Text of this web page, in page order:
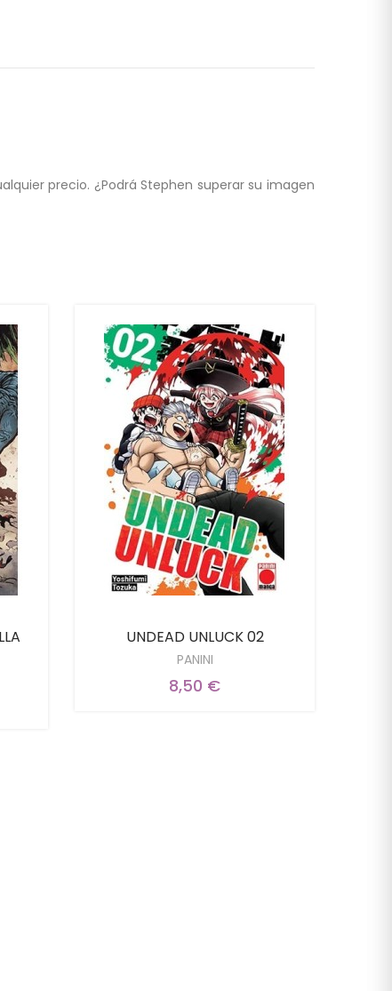
precio. ¿Podrá Stephen superar su imagen
UNDEAD UNLUCK 02
PANINI
8,50 €